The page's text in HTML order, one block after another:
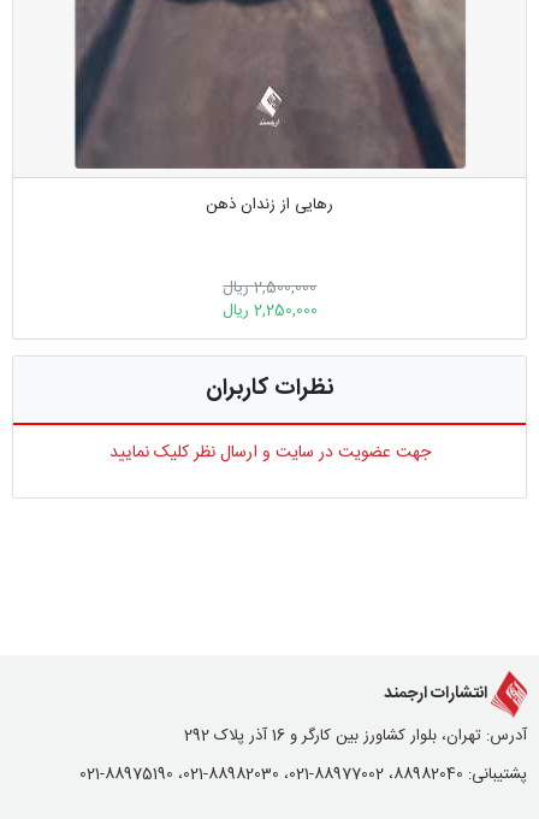
رهایی از زندان ذهن
2,500,000 ریال
2,250,000 ریال
نظرات کاربران
جهت عضویت در سایت و ارسال نظر کلیک نمایید
انتشارات ارجمند
آدرس: تهران، بلوار کشاورز بین کارگر و 16 آذر پلاک 292
پشتیبانی: 88982040، 88977002-021، 88982030-021، 88975190-021